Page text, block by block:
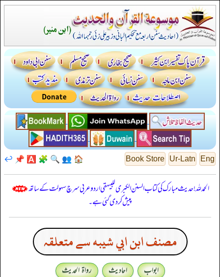
Eng
Ur-Latn
Book Store
🏠
👥
🔍
🧩
🅰️
📌
↩️
الحمدللہ! حدیث مبارک کی کتاب السنن الكبرى للبيهقي اردو عربی سرچ سہولت کے ساتھ
پیش کر دی گئی ہے۔
مصنف ابن ابي شيبه سے متعلقہ
ابواب احادیث
رواۃ الحدیث